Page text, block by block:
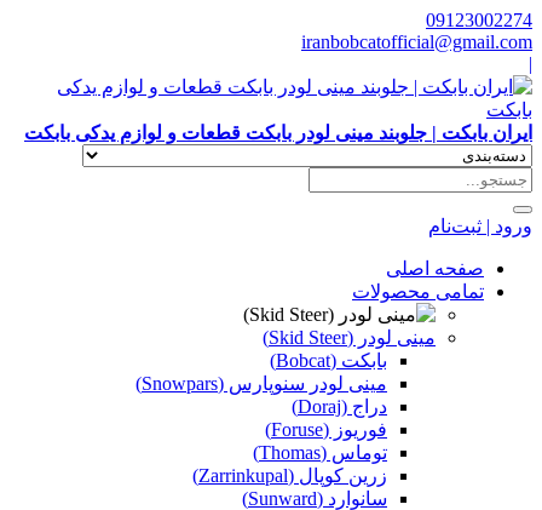
09123002274
iranbobcatofficial@gmail.com
|
ایران بابکت | جلوبند مینی لودر بابکت قطعات و لوازم یدکی بابکت
ورود | ثبت‌نام
صفحه اصلی
تمامی محصولات
مینی لودر (Skid Steer)
بابکت (Bobcat)
مینی لودر سنوپارس (Snowpars)
دراج (Doraj)
فوریوز (Foruse)
توماس (Thomas)
زرین کوپال (Zarrinkupal)
سانوارد (Sunward)